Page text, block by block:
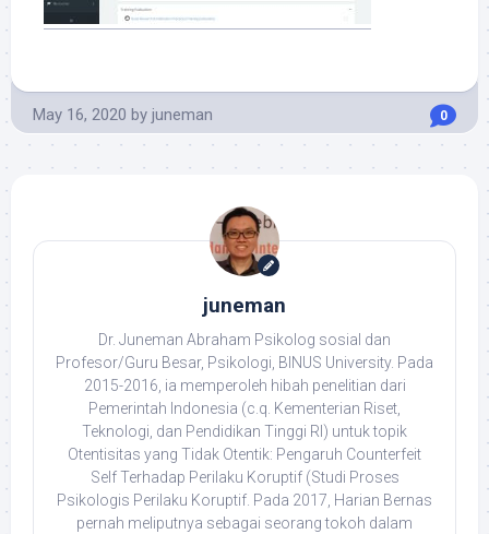
May 16, 2020 by juneman 0
juneman
Dr. Juneman Abraham Psikolog sosial dan
Profesor/Guru Besar, Psikologi, BINUS University. Pada
2015-2016, ia memperoleh hibah penelitian dari
Pemerintah Indonesia (c.q. Kementerian Riset,
Teknologi, dan Pendidikan Tinggi RI) untuk topik
Otentisitas yang Tidak Otentik: Pengaruh Counterfeit
Self Terhadap Perilaku Koruptif (Studi Proses
Psikologis Perilaku Koruptif. Pada 2017, Harian Bernas
pernah meliputnya sebagai seorang tokoh dalam